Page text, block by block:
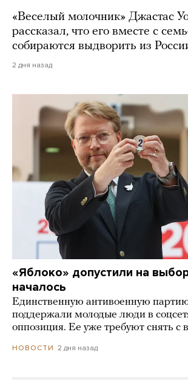
«Веселый молочник» Джастас
рассказал, что его вместе с
собираются выдворить из
2 дня назад
«Яблоко» допустили на
началось
Единственную антивоенную
поддержали молодые люди в
оппозиция. Ее уже требуют снять с
НОВОСТИ 2 дня назад